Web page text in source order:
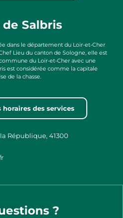
Salbris
dans le département du Loir-et-Cher
Lieu du canton de Sologne, elle est
du Loir-et-Cher avec une
est considérée comme la capitale
de la chasse.
horaires des services
République, 41300
?